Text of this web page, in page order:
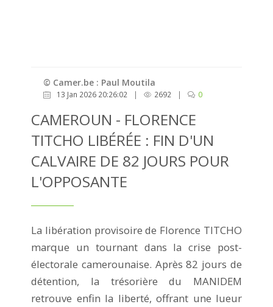
© Camer.be : Paul Moutila
13 Jan 2026 20:26:02 | 2692 | 0
CAMEROUN - FLORENCE
TITCHO LIBÉRÉE : FIN D'UN
CALVAIRE DE 82 JOURS POUR
L'OPPOSANTE
La libération provisoire de Florence TITCHO
marque un tournant dans la crise post-
électorale camerounaise. Après 82 jours de
détention, la trésorière du MANIDEM
retrouve enfin la liberté, offrant une lueur